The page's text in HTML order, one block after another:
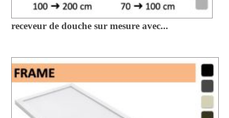
receveur de douche sur mesure avec...